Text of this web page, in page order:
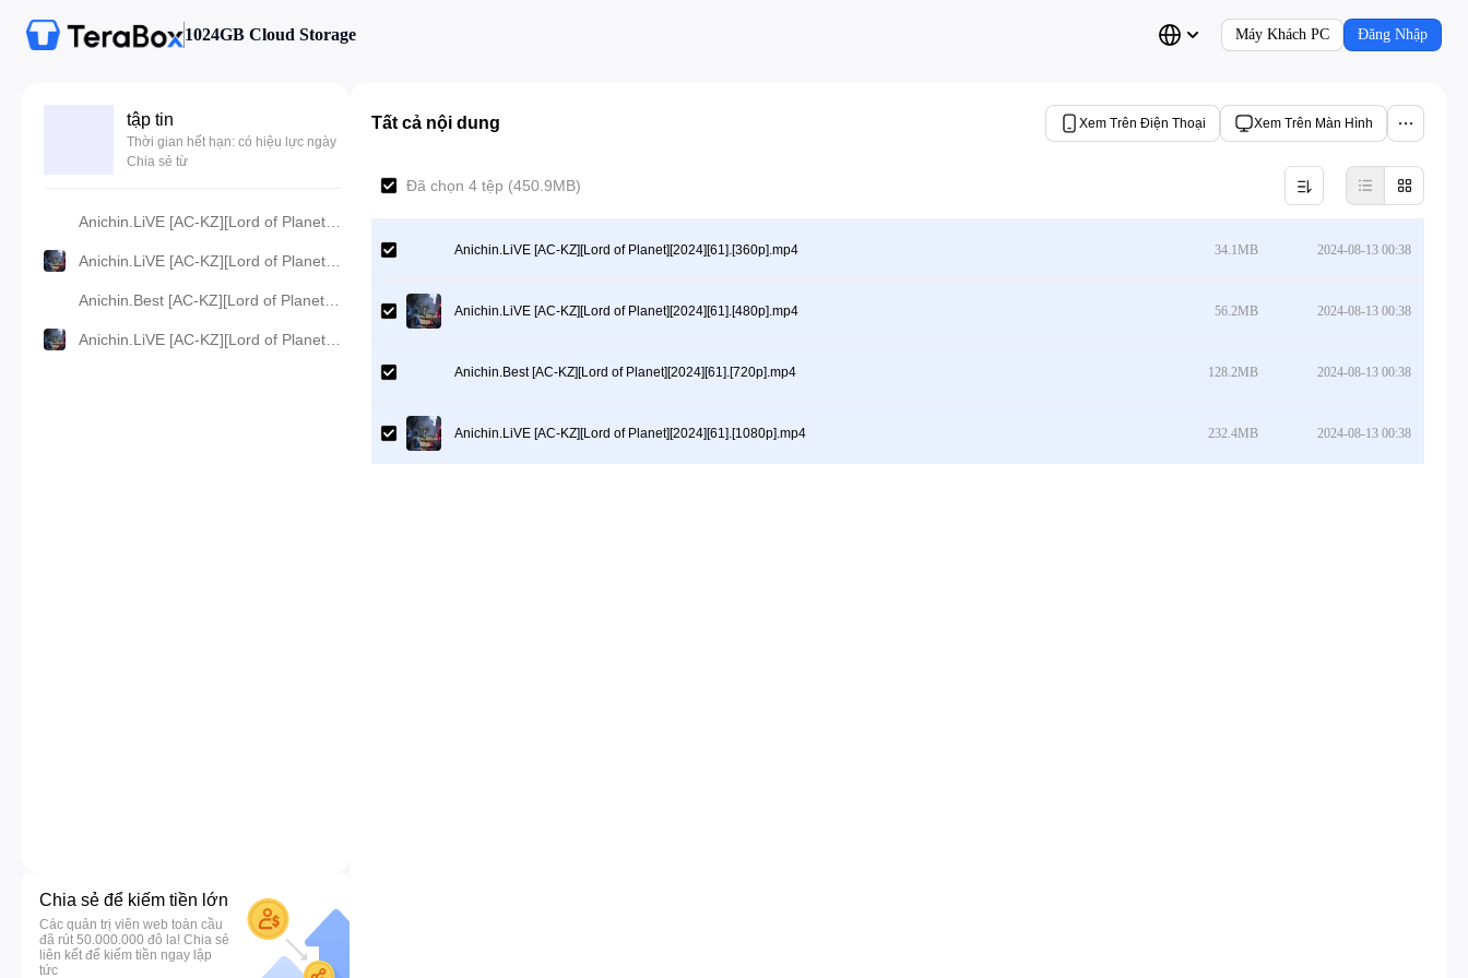
1024GB Cloud Storage Máy Khách PC Đăng Nhập
tập tin
Thời gian hết hạn: có hiệu lực ngày
Chia sẻ từ
Chia sẻ để kiếm tiền lớn
Các quản trị viên web toàn cầu
đã rút 50.000.000 đô la! Chia sẻ
liên kết để kiếm tiền ngay lập
tức
Tất cả nội dung Xem Trên Điện Thoại Xem Trên Màn Hình
Đã chọn 4 tệp (450.9MB)
Anichin.LiVE [AC-KZ][Lord of Planet][2024][61].[360p].mp4 34.1MB 2024-08-13 00:38
Anichin.LiVE [AC-KZ][Lord of Planet][2024][61].[480p].mp4 56.2MB 2024-08-13 00:38
Anichin.Best [AC-KZ][Lord of Planet][2024][61].[720p].mp4 128.2MB 2024-08-13 00:38
Anichin.LiVE [AC-KZ][Lord of Planet][2024][61].[1080p].mp4 232.4MB 2024-08-13 00:38